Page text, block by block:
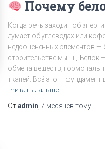
Почему
Когда речь заходит об
думает об углеводах или
недооценённых элементов —
строительстве мышц. Белок
обмена веществ,
тканей. Всё это — фундамент
Читать дальше
Отadmin 7 месяцев тому